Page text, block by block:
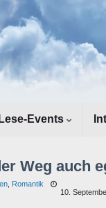
Lese-Events
Weg auch
Romantik
10.